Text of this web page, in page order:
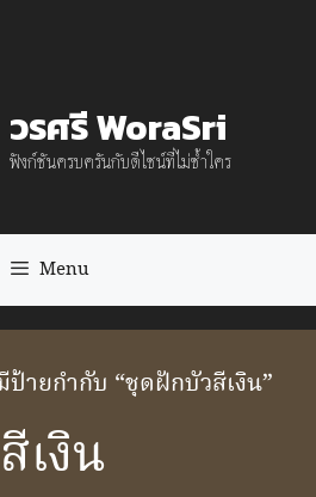
วรศรี WoraSri
ฟังก์ชันครบครันกับดีไซน์ที่ไม่ซ้ำใคร
Menu
ายกำกับ “ชุดฝักบัวสีเงิน”
เงิน